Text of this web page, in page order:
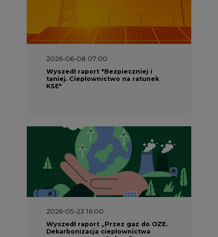
2026-06-08 07:00
taniej. Ciepłownictwo na ratunek
KSE"
2026-05-23 16:00
Wyszedł raport „Przez gaz do OZE.
Dekarbonizacja ciepłownictwa
systemowego w Polsce”